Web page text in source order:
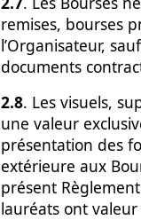
remises, bourses
l’Organisateur,
documents
2.8. Les visuels,
une valeur
présentation des
extérieure aux
présent
lauréats ont